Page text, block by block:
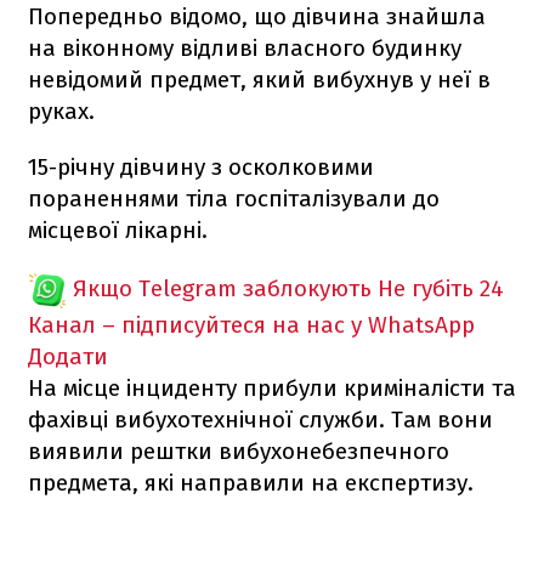
Попередньо відомо, що дівчина знайшла
на віконному відливі власного будинку
невідомий предмет, який вибухнув у неї в
руках.
15-річну дівчину з осколковими
пораненнями тіла госпіталізували до
місцевої лікарні.
Якщо Telegram заблокують Не губіть 24
Канал – підписуйтеся на нас у WhatsApp
Додати
На місце інциденту прибули криміналісти та
фахівці вибухотехнічної служби. Там вони
виявили рештки вибухонебезпечного
предмета, які направили на експертизу.